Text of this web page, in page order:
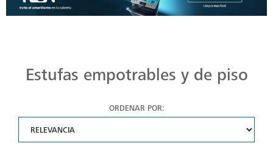
Estufas empotrables y de piso
ORDENAR POR: